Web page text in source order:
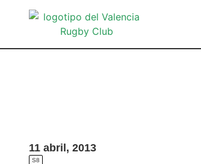
11 abril, 2013
S8